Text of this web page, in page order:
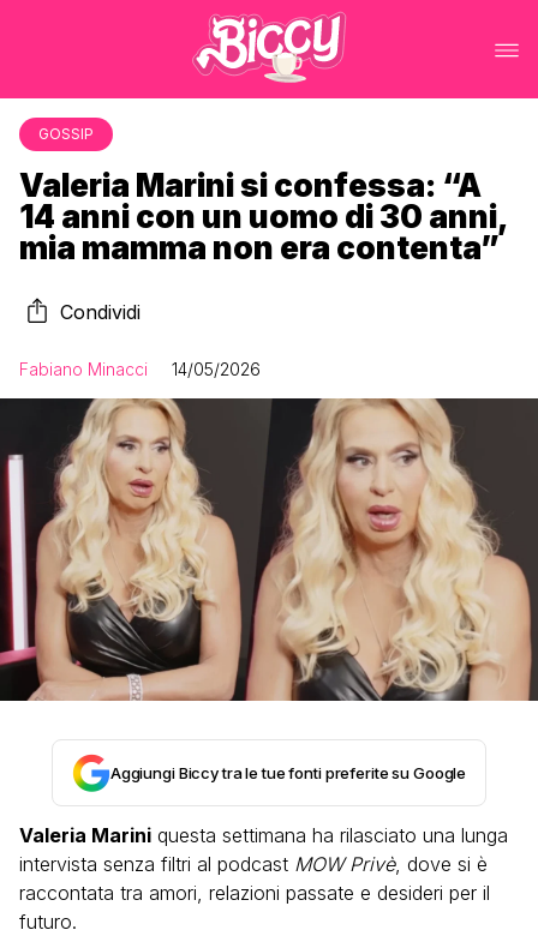
GOSSIP
Valeria Marini si confessa: “A
14 anni con un uomo di 30 anni,
mia mamma non era contenta”
Condividi
Fabiano Minacci 14/05/2026
Aggiungi Biccy tra le tue fonti preferite su Google
Valeria Marini questa settimana ha rilasciato una lunga
intervista senza filtri al podcast MOW Privè, dove si è
raccontata tra amori, relazioni passate e desideri per il
futuro.